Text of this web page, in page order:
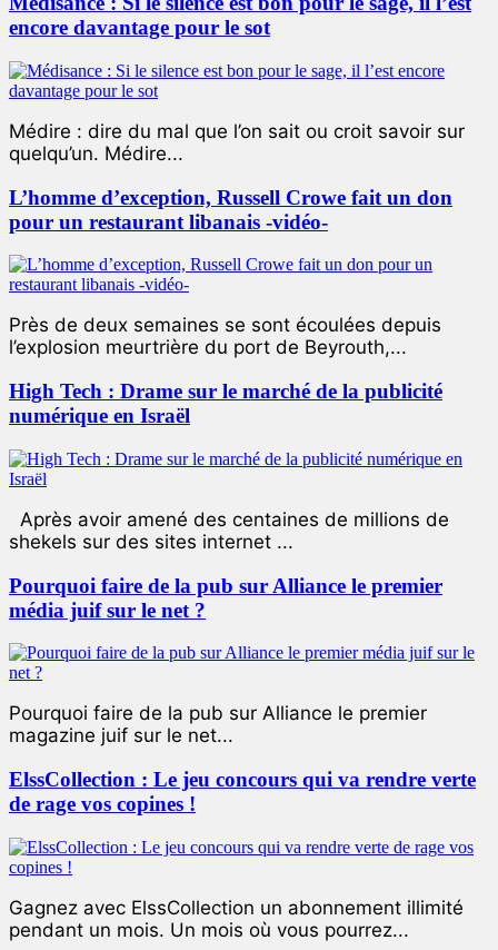
encore davantage pour le sot
Médire : dire du mal que l’on sait ou croit savoir sur
quelqu’un. Médire...
L’homme d’exception, Russell Crowe fait un don
pour un restaurant libanais -vidéo-
Près de deux semaines se sont écoulées depuis
l’explosion meurtrière du port de Beyrouth,...
High Tech : Drame sur le marché de la publicité
numérique en Israël
Après avoir amené des centaines de millions de
shekels sur des sites internet ...
Pourquoi faire de la pub sur Alliance le premier
média juif sur le net ?
Pourquoi faire de la pub sur Alliance le premier
magazine juif sur le net...
ElssCollection : Le jeu concours qui va rendre verte
de rage vos copines !
Gagnez avec ElssCollection un abonnement illimité
pendant un mois. Un mois où vous pourrez...